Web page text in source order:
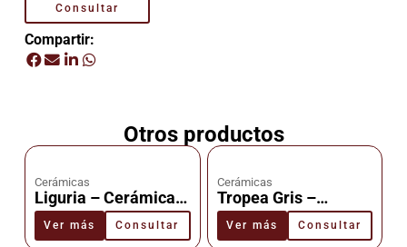
Consultar
Compartir:
Otros productos
Cerámicas
Liguria – Cerámica –
Cañuelas
Ver más Consultar
Cerámicas
Tropea Gris –
Cerámica –
Cañuelas
Ver más Consultar